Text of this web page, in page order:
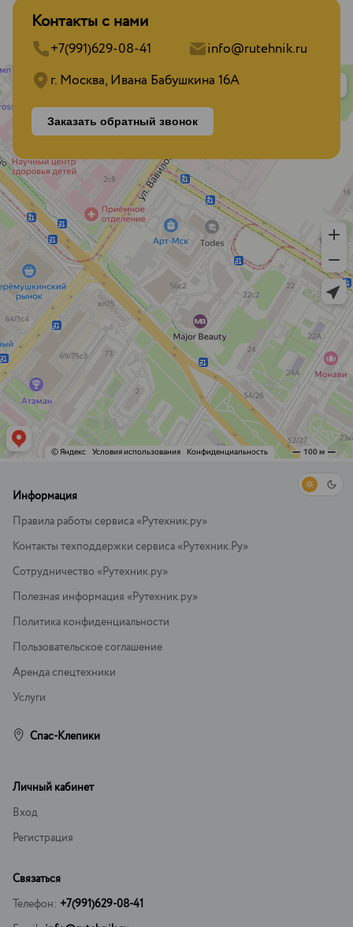
Контакты с нами
+7(991)629-08-41
info@rutehnik.ru
г. Москва, Ивана Бабушкина 16А
Заказать обратный звонок
Информация
Правила работы сервиса «Рутехник.ру»
Контакты техподдержки сервиса «Рутехник.Ру»
Сотрудничество «Рутехник.ру»
Полезная информация «Рутехник.ру»
Политика конфиденциальности
Пользовательское соглашение
Аренда спецтехники
Услуги
Спас-Клепики
Личный кабинет
Вход
Регистрация
Связаться
Телефон: +7(991)629-08-41